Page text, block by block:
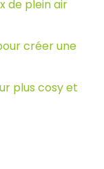
de plein air
créer une
plus cosy et